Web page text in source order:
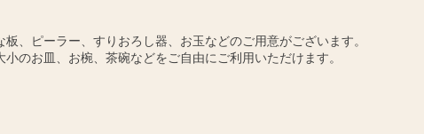
、ピーラー、すりおろし器、お玉などのご用意がございます。
のお皿、お椀、茶碗などをご自由にご利用いただけます。